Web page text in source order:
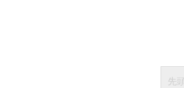
先